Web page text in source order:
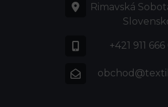
Rimavská
+421 911